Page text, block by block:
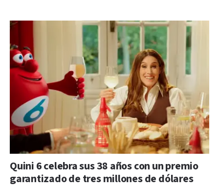
Quini 6 celebra sus 38 años con un premio
garantizado de tres millones de dólares